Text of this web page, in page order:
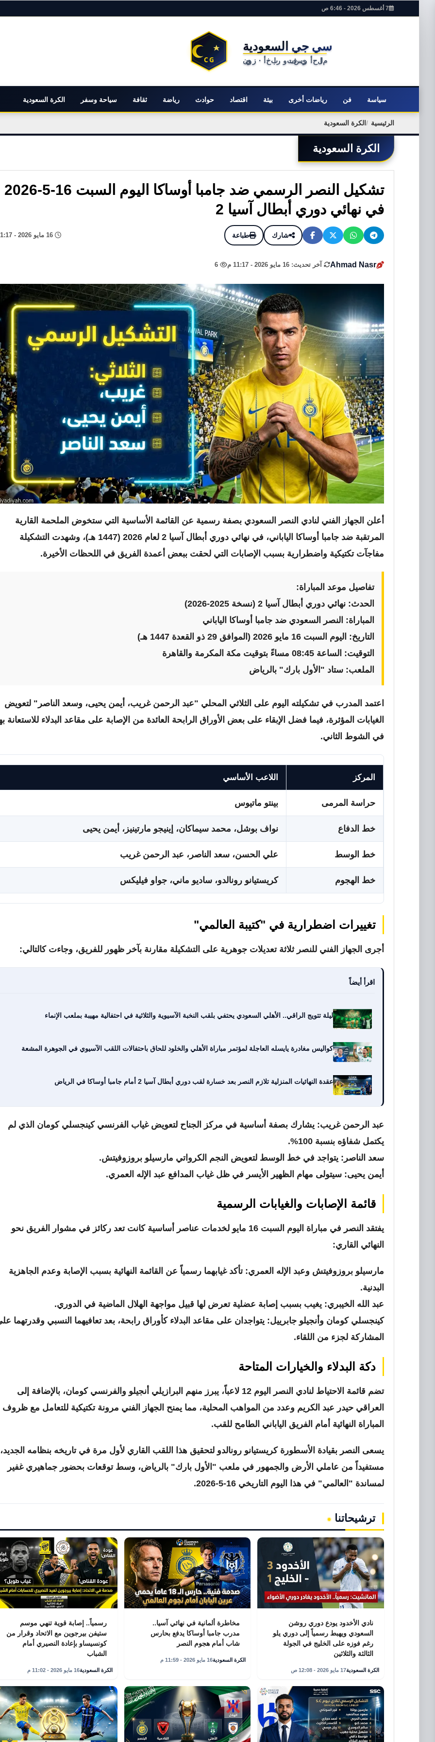
7 أغسطس 2026 - 6:46 ص
سياسة فن رياضات أخرى بيئة اقتصاد حوادث رياضة ثقافة سياحة وسفر الكرة السعودية
الرئيسية الكرة السعودية
الكرة السعودية
تشكيل النصر الرسمي ضد جامبا أوساكا اليوم السبت 16-5-2026
في نهائي دوري أبطال آسيا 2
شارك طباعة
Ahmad Nasr آخر تحديث: 16 مايو 2026 - 11:17 م
أعلن الجهاز الفني لنادي النصر السعودي بصفة رسمية عن القائمة الأساسية التي ستخوض الملحمة القارية
المرتقبة ضد جامبا أوساكا الياباني، في نهائي دوري أبطال آسيا 2 لعام 2026 (1447 هـ)، وشهدت التشكيلة
مفاجآت تكتيكية واضطرارية بسبب الإصابات التي لحقت ببعض أعمدة الفريق في اللحظات الأخيرة.
تفاصيل موعد المباراة:
الحدث: نهائي دوري أبطال آسيا 2 (نسخة 2025-2026)
المباراة: النصر السعودي ضد جامبا أوساكا الياباني
التاريخ: اليوم السبت 16 مايو 2026 (الموافق 29 ذو القعدة 1447 هـ)
التوقيت: الساعة 08:45 مساءً بتوقيت مكة المكرمة والقاهرة
الملعب: ستاد "الأول بارك" بالرياض
اعتمد المدرب في تشكيلته اليوم على الثلاثي المحلي "عبد الرحمن غريب، أيمن يحيى، وسعد الناصر" لتعويض
الغيابات المؤثرة، فيما فضل الإبقاء على بعض الأوراق الرابحة العائدة من الإصابة على مقاعد البدلاء للاستعانة
في الشوط الثاني.
المركز اللاعب الأساسي
حراسة المرمى بينتو ماتيوس
خط الدفاع نواف بوشل، محمد سيماكان، إينيجو مارتينيز، أيمن يحيى
خط الوسط علي الحسن، سعد الناصر، عبد الرحمن غريب
خط الهجوم كريستيانو رونالدو، ساديو ماني، جواو فيليكس
تغييرات اضطرارية في "كتيبة العالمي"
أجرى الجهاز الفني للنصر ثلاثة تعديلات جوهرية على التشكيلة مقارنة بآخر ظهور للفريق، وجاءت كالتالي:
اقرأ أيضاً
ليلة تتويج الراقي.. الأهلي السعودي يحتفي بلقب النخبة الآسيوية والثلاثية في احتفالية مهيبة بملعب الإنماء
كواليس مغادرة يايسله العاجلة لمؤتمر مباراة الأهلي والخلود للحاق باحتفالات اللقب الآسيوي في الجوهرة المشعة
عقدة النهائيات المنزلية تلازم النصر بعد خسارة لقب دوري أبطال آسيا 2 أمام جامبا أوساكا في الرياض
عبد الرحمن غريب: يشارك بصفة أساسية في مركز الجناح لتعويض غياب الفرنسي كينجسلي كومان الذي لم
يكتمل شفاؤه بنسبة 100%.
سعد الناصر: يتواجد في خط الوسط لتعويض النجم الكرواتي مارسيلو بروزوفيتش.
أيمن يحيى: سيتولى مهام الظهير الأيسر في ظل غياب المدافع عبد الإله العمري.
قائمة الإصابات والغيابات الرسمية
يفتقد النصر في مباراة اليوم السبت 16 مايو لخدمات عناصر أساسية كانت تعد ركائز في مشوار الفريق نحو
النهائي القاري:
مارسيلو بروزوفيتش وعبد الإله العمري: تأكد غيابهما رسمياً عن القائمة النهائية بسبب الإصابة وعدم الجاهزية
البدنية.
عبد الله الخيبري: يغيب بسبب إصابة عضلية تعرض لها قبيل مواجهة الهلال الماضية في الدوري.
كينجسلي كومان وأنجيلو جابرييل: يتواجدان على مقاعد البدلاء كأوراق رابحة، بعد تعافيهما النسبي وقدرتهما
المشاركة لجزء من اللقاء.
دكة البدلاء والخيارات المتاحة
تضم قائمة الاحتياط لنادي النصر اليوم 12 لاعباً، يبرز منهم البرازيلي أنجيلو والفرنسي كومان، بالإضافة إلى
العراقي حيدر عبد الكريم وعدد من المواهب المحلية، مما يمنح الجهاز الفني مرونة تكتيكية للتعامل مع ظروف
المباراة النهائية أمام الفريق الياباني الطامح للقب.
يسعى النصر بقيادة الأسطورة كريستيانو رونالدو لتحقيق هذا اللقب القاري لأول مرة في تاريخه بنظامه الجديد،
مستفيداً من عاملي الأرض والجمهور في ملعب "الأول بارك" بالرياض، وسط توقعات بحضور جماهيري غفير
لمساندة "العالمي" في هذا اليوم التاريخي 16-5-2026.
ترشيحاتنا
نادي الأخدود يودع دوري روشن
السعودي ويهبط رسمياً إلى دوري يلو
رغم فوزه على الخليج في الجولة
الثالثة والثلاثين
الكرة السعودية17 مايو 2026 - 12:08 ص
مخاطرة ألمانية في نهائي آسيا..
مدرب جامبا أوساكا يدفع بحارس
شاب أمام هجوم النصر
الكرة السعودية16 مايو 2026 - 11:59 م
رسمياً.. إصابة قوية تنهي موسم
ستيفن بيرجوين مع الاتحاد وقرار من
كونسيساو بإعادة النصيري أمام
الشباب
الكرة السعودية16 مايو 2026 - 11:02 م